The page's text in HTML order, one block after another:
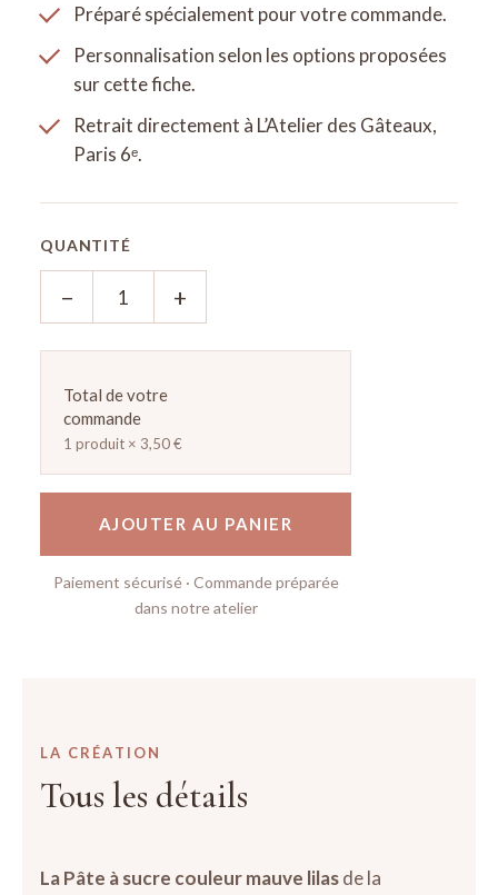
Préparé spécialement pour votre commande.
Personnalisation selon les options proposées
sur cette fiche.
Retrait directement à L’Atelier des Gâteaux,
Paris 6ᵉ.
QUANTITÉ
− +
Total de votre
commande
1 produit × 3,50 €
AJOUTER AU PANIER
Paiement sécurisé · Commande préparée
dans notre atelier
LA CRÉATION
Tous les détails
LaPâte à sucre couleur mauve lilasde la